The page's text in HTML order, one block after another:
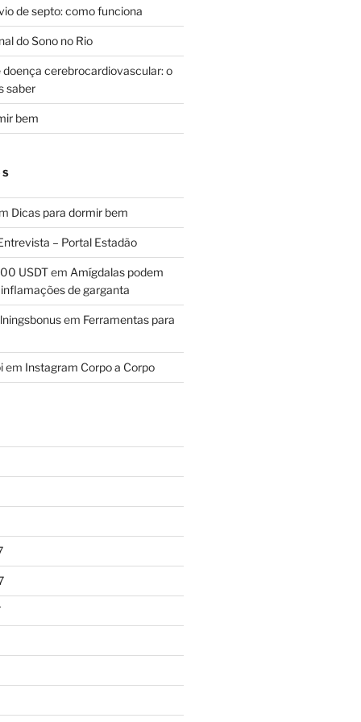
de septo: como funciona
do Sono no Rio
doença cerebrocardiovascular: o
saber
bem
Dicas para dormir bem
– Portal Estadão
USDTem Amígdalas podem
de garganta
em Ferramentas para
em Instagram Corpo a Corpo